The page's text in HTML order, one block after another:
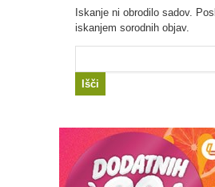
Iskanje ni obrodilo sadov.
iskanjem sorodnih objav.